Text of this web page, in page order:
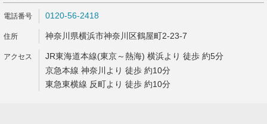
0120-56-2418
神奈川県横浜市神奈川区鶴屋町2-23-7
JR東海道本線(東京～熱海) 横浜より 徒歩 約5分
京急本線 神奈川より 徒歩 約10分
東急東横線 反町より 徒歩 約10分